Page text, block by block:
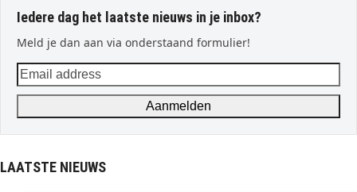
Iedere dag het laatste nieuws in je inbox?
Meld je dan aan via onderstaand formulier!
Email
address
Aanmelden
LAATSTE NIEUWS